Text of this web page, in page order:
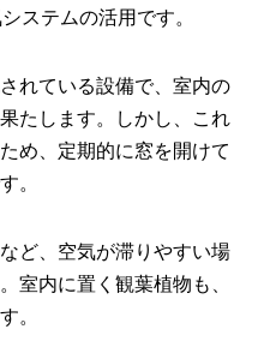
ステムの活用です。
れている設備で、室内の
たします。しかし、これ
め、定期的に窓を開けて
。
ど、空気が滞りやすい場
室内に置く観葉植物も、
。